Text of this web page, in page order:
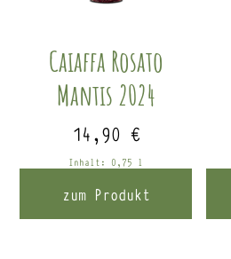
Caiaffa Rosato
Mantis 2024
14,90 €
Inhalt: 0,75 l
zum Produkt